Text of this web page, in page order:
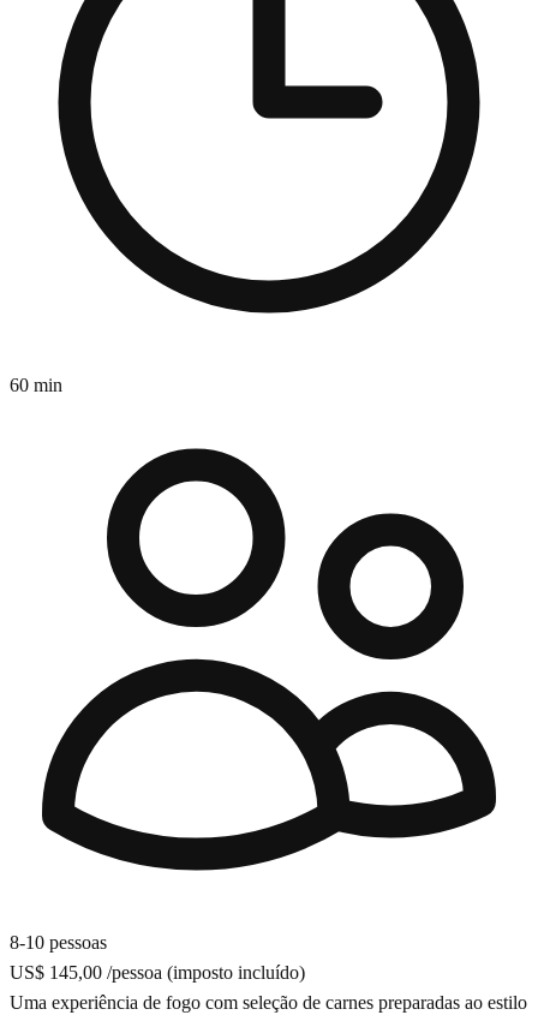
60 min
8-10 pessoas
US$ 145,00 /pessoa (imposto incluído)
Uma experiência de fogo com seleção de carnes preparadas ao estilo